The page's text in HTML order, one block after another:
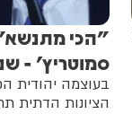
"הכי מתנשא":
סמוטריץ' -
בעוצמה יהודית
הציונות הדתית